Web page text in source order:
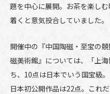
題を中心に展開。お茶を楽し
着くと意気投合していました。
開催中の『中国陶磁・至宝の
磁美術館』については、「上
ち、10点は日本でいう国宝級
日本初公開作品は22点。これ